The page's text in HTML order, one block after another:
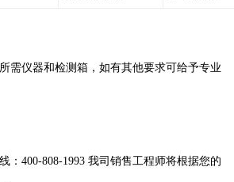
需仪器和检测箱，如有其他要求可给予专业
：400-808-1993 我司销售工程师将根据您的